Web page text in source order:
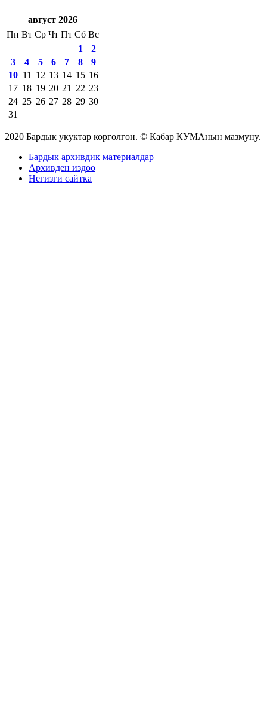
август 2026
Пн Вт Ср Чт Пт Сб Вс
1
2
3
4 5 6 7 8
9
10 11 12 13 14 15 16
17 18 19 20 21 22 23
24 25 26 27 28 29 30
31
2020 Бардык укуктар корголгон. © Кабар КУМАнын мазмуну.
Бардык архивдик материалдар
Архивден издөө
Негизги сайтка